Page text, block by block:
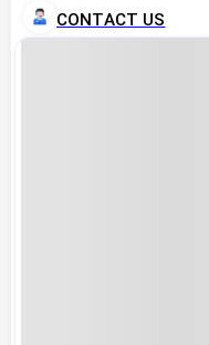
CONTACT US